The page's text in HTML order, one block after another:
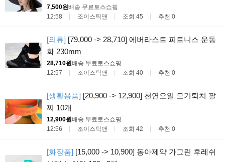
7,500원배송 무료토스쇼핑
12:58
조이스틱맨 조회 45 추천 0
[의류] [79,000 -> 28,710] 에버라스트 피트니스 운동
화 230mm
28,710원배송 무료토스쇼핑
12:57
조이스틱맨 조회 40 추천 0
[생활용품] [20,900 -> 12,900] 천연오일 모기퇴치 팔
찌 10개
12,900원배송 무료토스쇼핑
12:56
조이스틱맨 조회 42 추천 0
[화장품] [15,000 -> 10,900] 동아제약 가그린 후레쉬